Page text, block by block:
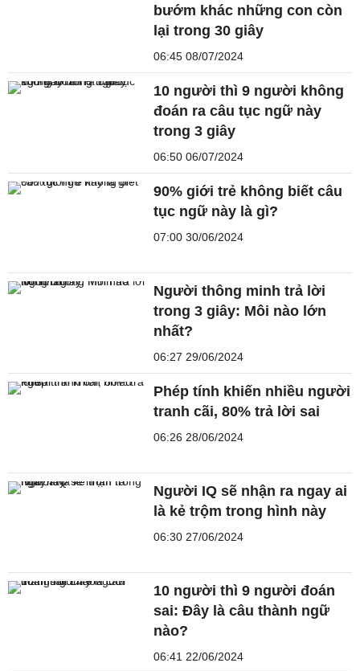
bướm khác những con còn
lại trong 30 giây
06:45 08/07/2024
10 người thì 9 người không
đoán ra câu tục ngữ này
trong 3 giây
06:50 06/07/2024
90% giới trẻ không biết câu
tục ngữ này là gì?
07:00 30/06/2024
Người thông minh trả lời
trong 3 giây: Môi nào lớn
nhất?
06:27 29/06/2024
Phép tính khiến nhiều người
tranh cãi, 80% trả lời sai
06:26 28/06/2024
Người IQ sẽ nhận ra ngay ai
là kẻ trộm trong hình này
06:30 27/06/2024
10 người thì 9 người đoán
sai: Đây là câu thành ngữ
nào?
06:41 22/06/2024